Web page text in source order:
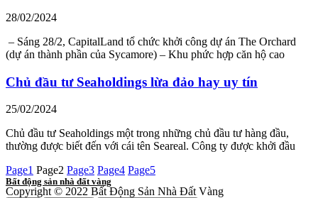
28/02/2024
– Sáng 28/2, CapitalLand tổ chức khởi công dự án The Orchard
(dự án thành phần của Sycamore) – Khu phức hợp căn hộ cao
Chủ đầu tư Seaholdings lừa đảo hay uy tín
25/02/2024
Chủ đầu tư Seaholdings một trong những chủ đầu tư hàng đầu,
thường được biết đến với cái tên Seareal. Công ty được khởi đầu
Page1 Page2 Page3 Page4 Page5
Bất động sản nhà đất vàng
Copyright © 2022 Bất Động Sản Nhà Đất Vàng